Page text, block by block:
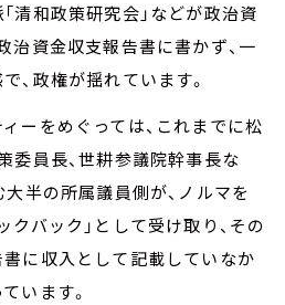
清和政策研究会」などが政治資
治資金収支報告書に書かず、一
、政権が揺れています。
ーをめぐっては、これまでに松
委員長、世耕参議院幹事長な
半の所属議員側が、ノルマを
クバック」として受け取り、その
に収入として記載していなか
います。